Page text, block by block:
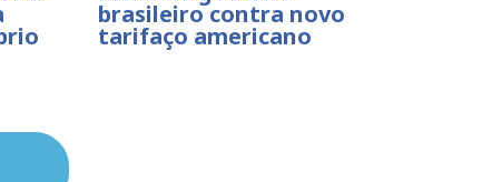
brasileiro contra novo
tarifaço americano